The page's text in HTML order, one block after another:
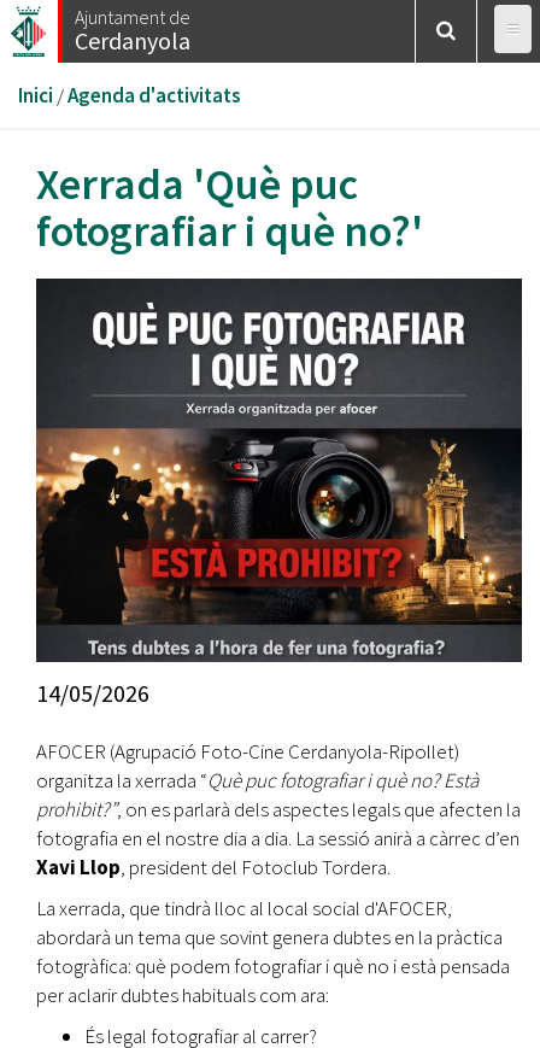
Vés
al
Ajuntament de
Cerdanyola
Esteu
aquí
Inici /Agenda d'activitats
Xerrada 'Què puc
fotografiar i què no?'
14/05/2026
AFOCER (Agrupació Foto-Cine Cerdanyola-Ripollet)
organitza la xerrada “Què puc fotografiar i què no? Està
prohibit?”, on es parlarà dels aspectes legals que afecten la
fotografia en el nostre dia a dia. La sessió anirà a càrrec d’en
Xavi Llop, president del Fotoclub Tordera.
La xerrada, que tindrà lloc al local social d'AFOCER,
abordarà un tema que sovint genera dubtes en la pràctica
fotogràfica: què podem fotografiar i què no i està pensada
per aclarir dubtes habituals com ara:
És legal fotografiar al carrer?